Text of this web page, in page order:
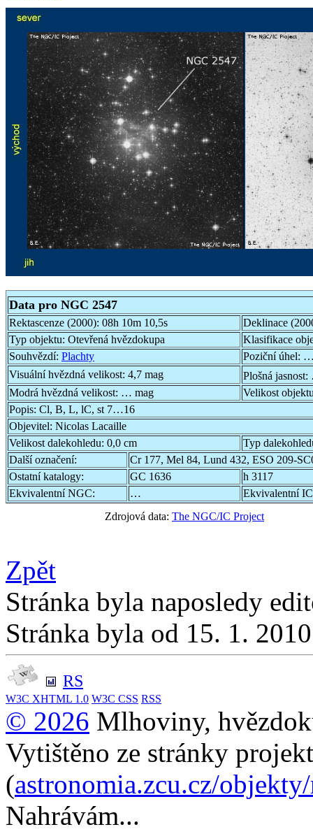
Data pro NGC 2547
Rektascenze (2000): 08h 10m 10,5s
Deklinace
Typ objektu: Otevřená hvězdokupa
Klasifikace
Souhvězdí: Plachty Poziční úhel: …
Visuální hvězdná velikost: 4,7 mag Plošná jasnost:
Modrá hvězdná velikost: … mag
Velikost
Popis: Cl, B, L, lC, st 7…16
Objevitel: Nicolas Lacaille
Velikost dalekohledu: 0,0 cm
Typ
Další označení:
Cr 177, Mel 84, Lund 432, ESO 209-
Ostatní katalogy:
GC 1636
h 3117
Ekvivalentní NGC:
…
Ekvivalentní
Zdrojová data: The NGC/IC Project
Zpět
Stránka byla naposledy
Stránka byla od 15. 1.
RS
W3C XHTML 1.0 W3C CSS RSS
© 2026 Mlhoviny,
Vytištěno ze stránky
(astronomia.zcu.cz/
Nahrávám...